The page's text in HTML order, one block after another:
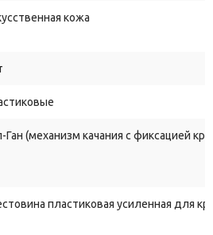
кожа
Ган (механизм качания с фиксацией
пластиковая усиленная для